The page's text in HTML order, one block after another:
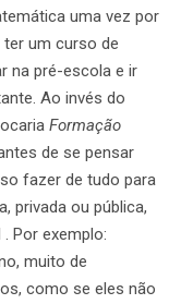
uma vez por
ter um curso de
na pré-escola e ir
Ao invés do
Formação
de se pensar
fazer de tudo para
privada ou pública,
Por exemplo:
muito de
como se eles não